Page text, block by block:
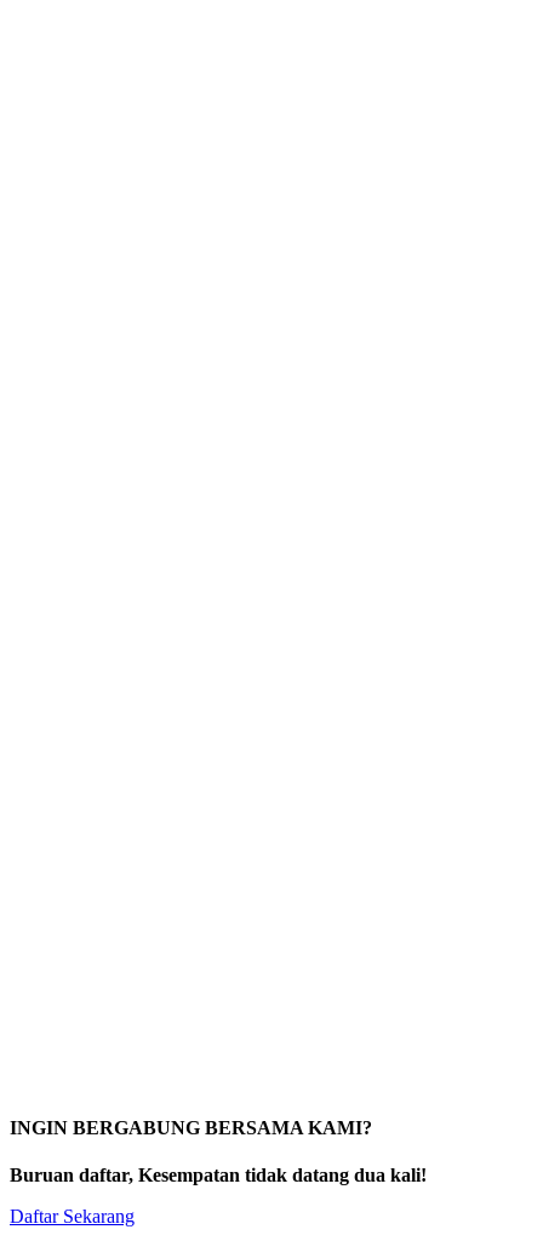
INGIN BERGABUNG BERSAMA KAMI?
Buruan daftar, Kesempatan tidak datang dua kali!
Daftar Sekarang